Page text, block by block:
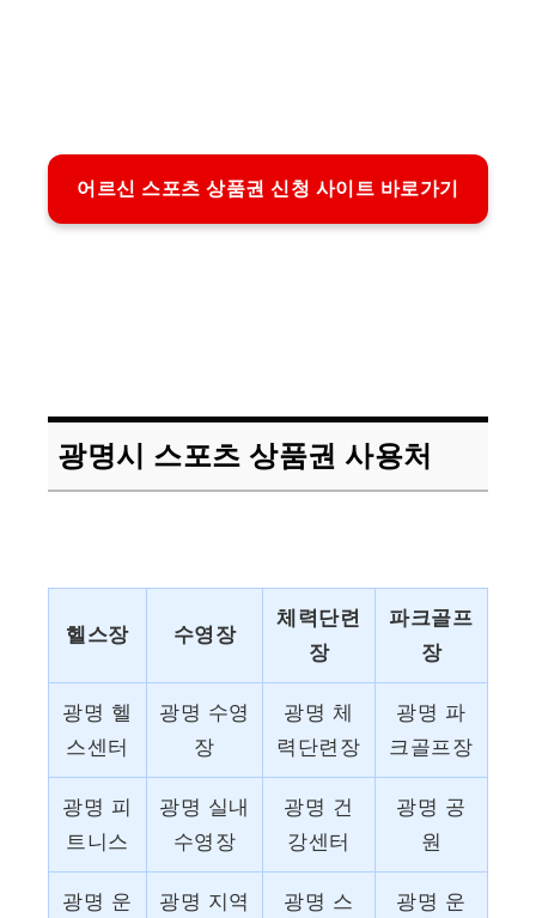
어르신 스포츠 상품권 신청 사이트 바로가기
광명시 스포츠 상품권 사용처
헬스장 수영장
체력단련
장
파크골프
장
광명 헬
스센터
광명 수영
장
광명 체
력단련장
광명 파
크골프장
광명 피
트니스
광명 실내
수영장
광명 건
강센터
광명 공
원
광명 운
광명 지역
광명 스
광명 운